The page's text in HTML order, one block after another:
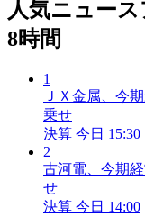
人気ニュー
8時間
1
ＪＸ金属、今
乗せ
決算 今日 15:30
2
古河電、今期
せ
決算 今日 14:00